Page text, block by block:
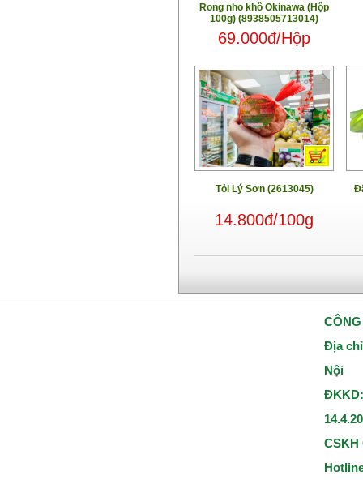
Rong nho khô Okinawa (Hộp
100g) (8938505713014)
69.000đ/Hộp
Tỏi Lý Sơn (2613045)
14.800đ/100g
Địa
Nội
CSKH